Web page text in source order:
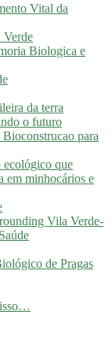
Vital da
Verde
Biologica e
da terra
o futuro
para
ecológico que
em minhocários e
Vila Verde-
de Pragas
isso…